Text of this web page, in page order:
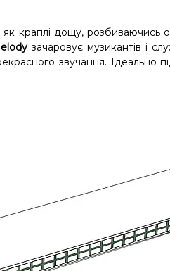
краплі дощу, розбиваючись
зачаровує музикантів і
звучання. Ідеально